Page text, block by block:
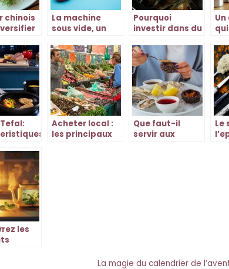
chinois
La machine
sous vide, un
indispensable
pour la
conservation de
vos aliments
Pourquoi
investir dans du
professionnel
pour votre
restaurant ?
Acheter local :
les principaux
Que faut-il
servir aux
Le
les
La magie du calendrier de